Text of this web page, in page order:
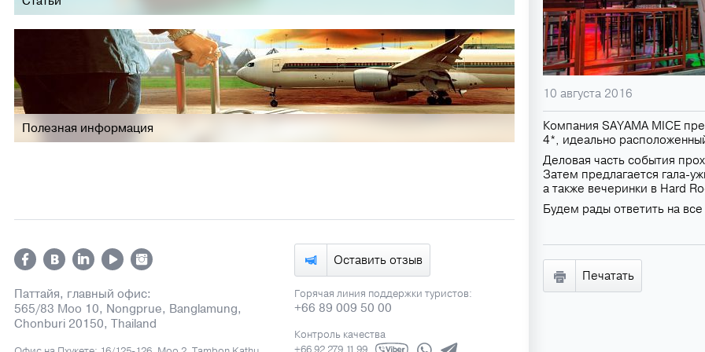
Полезная информация
Оставить отзыв
Паттайя, главный офис:
565/83 Moo 10, Nongprue, Banglamung,
Chonburi 20150, Thailand
Горячая линия поддержки туристов:
+66 89 009 50 00
Контроль качества
10 августа 2016
Компания SAYAMA MICE
4*, идеально
Деловая часть события
Затем предлагается гала-
а также вечеринки в Hard
Будем рады ответить на
Печатать